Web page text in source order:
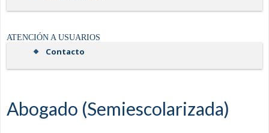
ATENCIÓN A USUARIOS
Contacto
Abogado (Semiescolarizada)